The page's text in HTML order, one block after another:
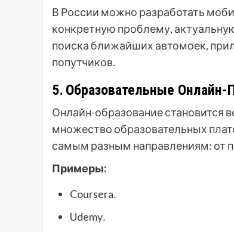
В России можно разработать
конкретную проблему,
поиска ближайших автомоек,
попутчиков․
5․ Образовательные
Онлайн-образование становится
множество образовательных
самым разным направлениям: от
Примеры:
Coursera․
Udemy․